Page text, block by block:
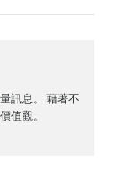
訊息。 藉著不
值觀。